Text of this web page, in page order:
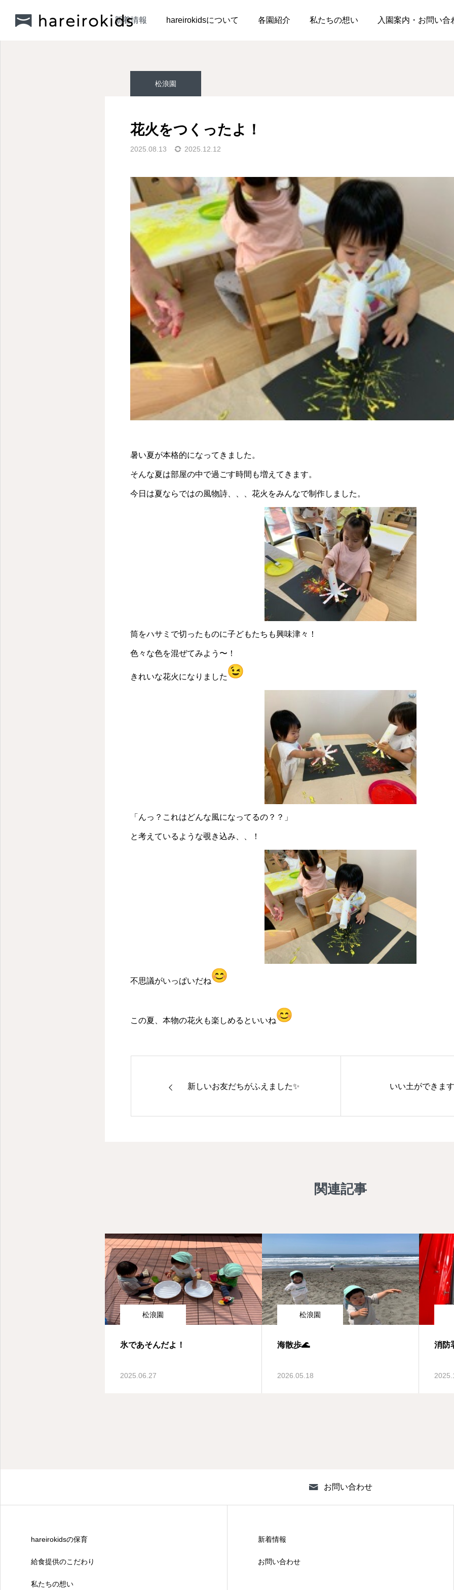
新着情報 hareirokidsについて 各園紹介 私たちの想い 入園案内・お問い合
明日は七夕🎋
2026.07.06 2026.06.26 2026.06.23
新着情報 松浪園 花火をつくったよ！
松浪園
花火をつくったよ！
2025.08.13 2025.12.12
暑い夏が本格的になってきました。
そんな夏は部屋の中で過ごす時間も増えてきます。
今日は夏ならではの風物詩、、、花火をみんなで制作しました。
筒をハサミで切ったものに子どもたちも興味津々！
色々な色を混ぜてみよう〜！
きれいな花火になりました
「んっ？これはどんな風になってるの？？」
と考えているような覗き込み、、！
不思議がいっぱいだね
この夏、本物の花火も楽しめるといいね
新しいお友だちがふえました✨ いい土ができま
関連記事
松浪園
氷であそんだよ！
2025.06.27
松浪園
海散歩🌊
2026.05.18
消防
お問い合わせ
hareirokidsの保育
給食提供のこだわり
私たちの想い
新着情報
お問い合わせ